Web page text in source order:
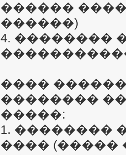
������
������)
4. ��������
����
��������
�����:
1. ��������
���� (�����